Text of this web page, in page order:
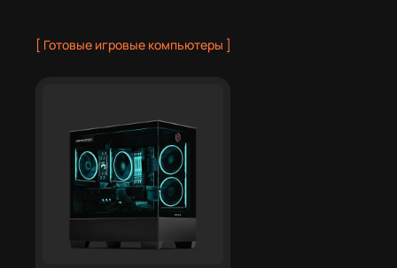
[ Готовые игровые компьютеры ]